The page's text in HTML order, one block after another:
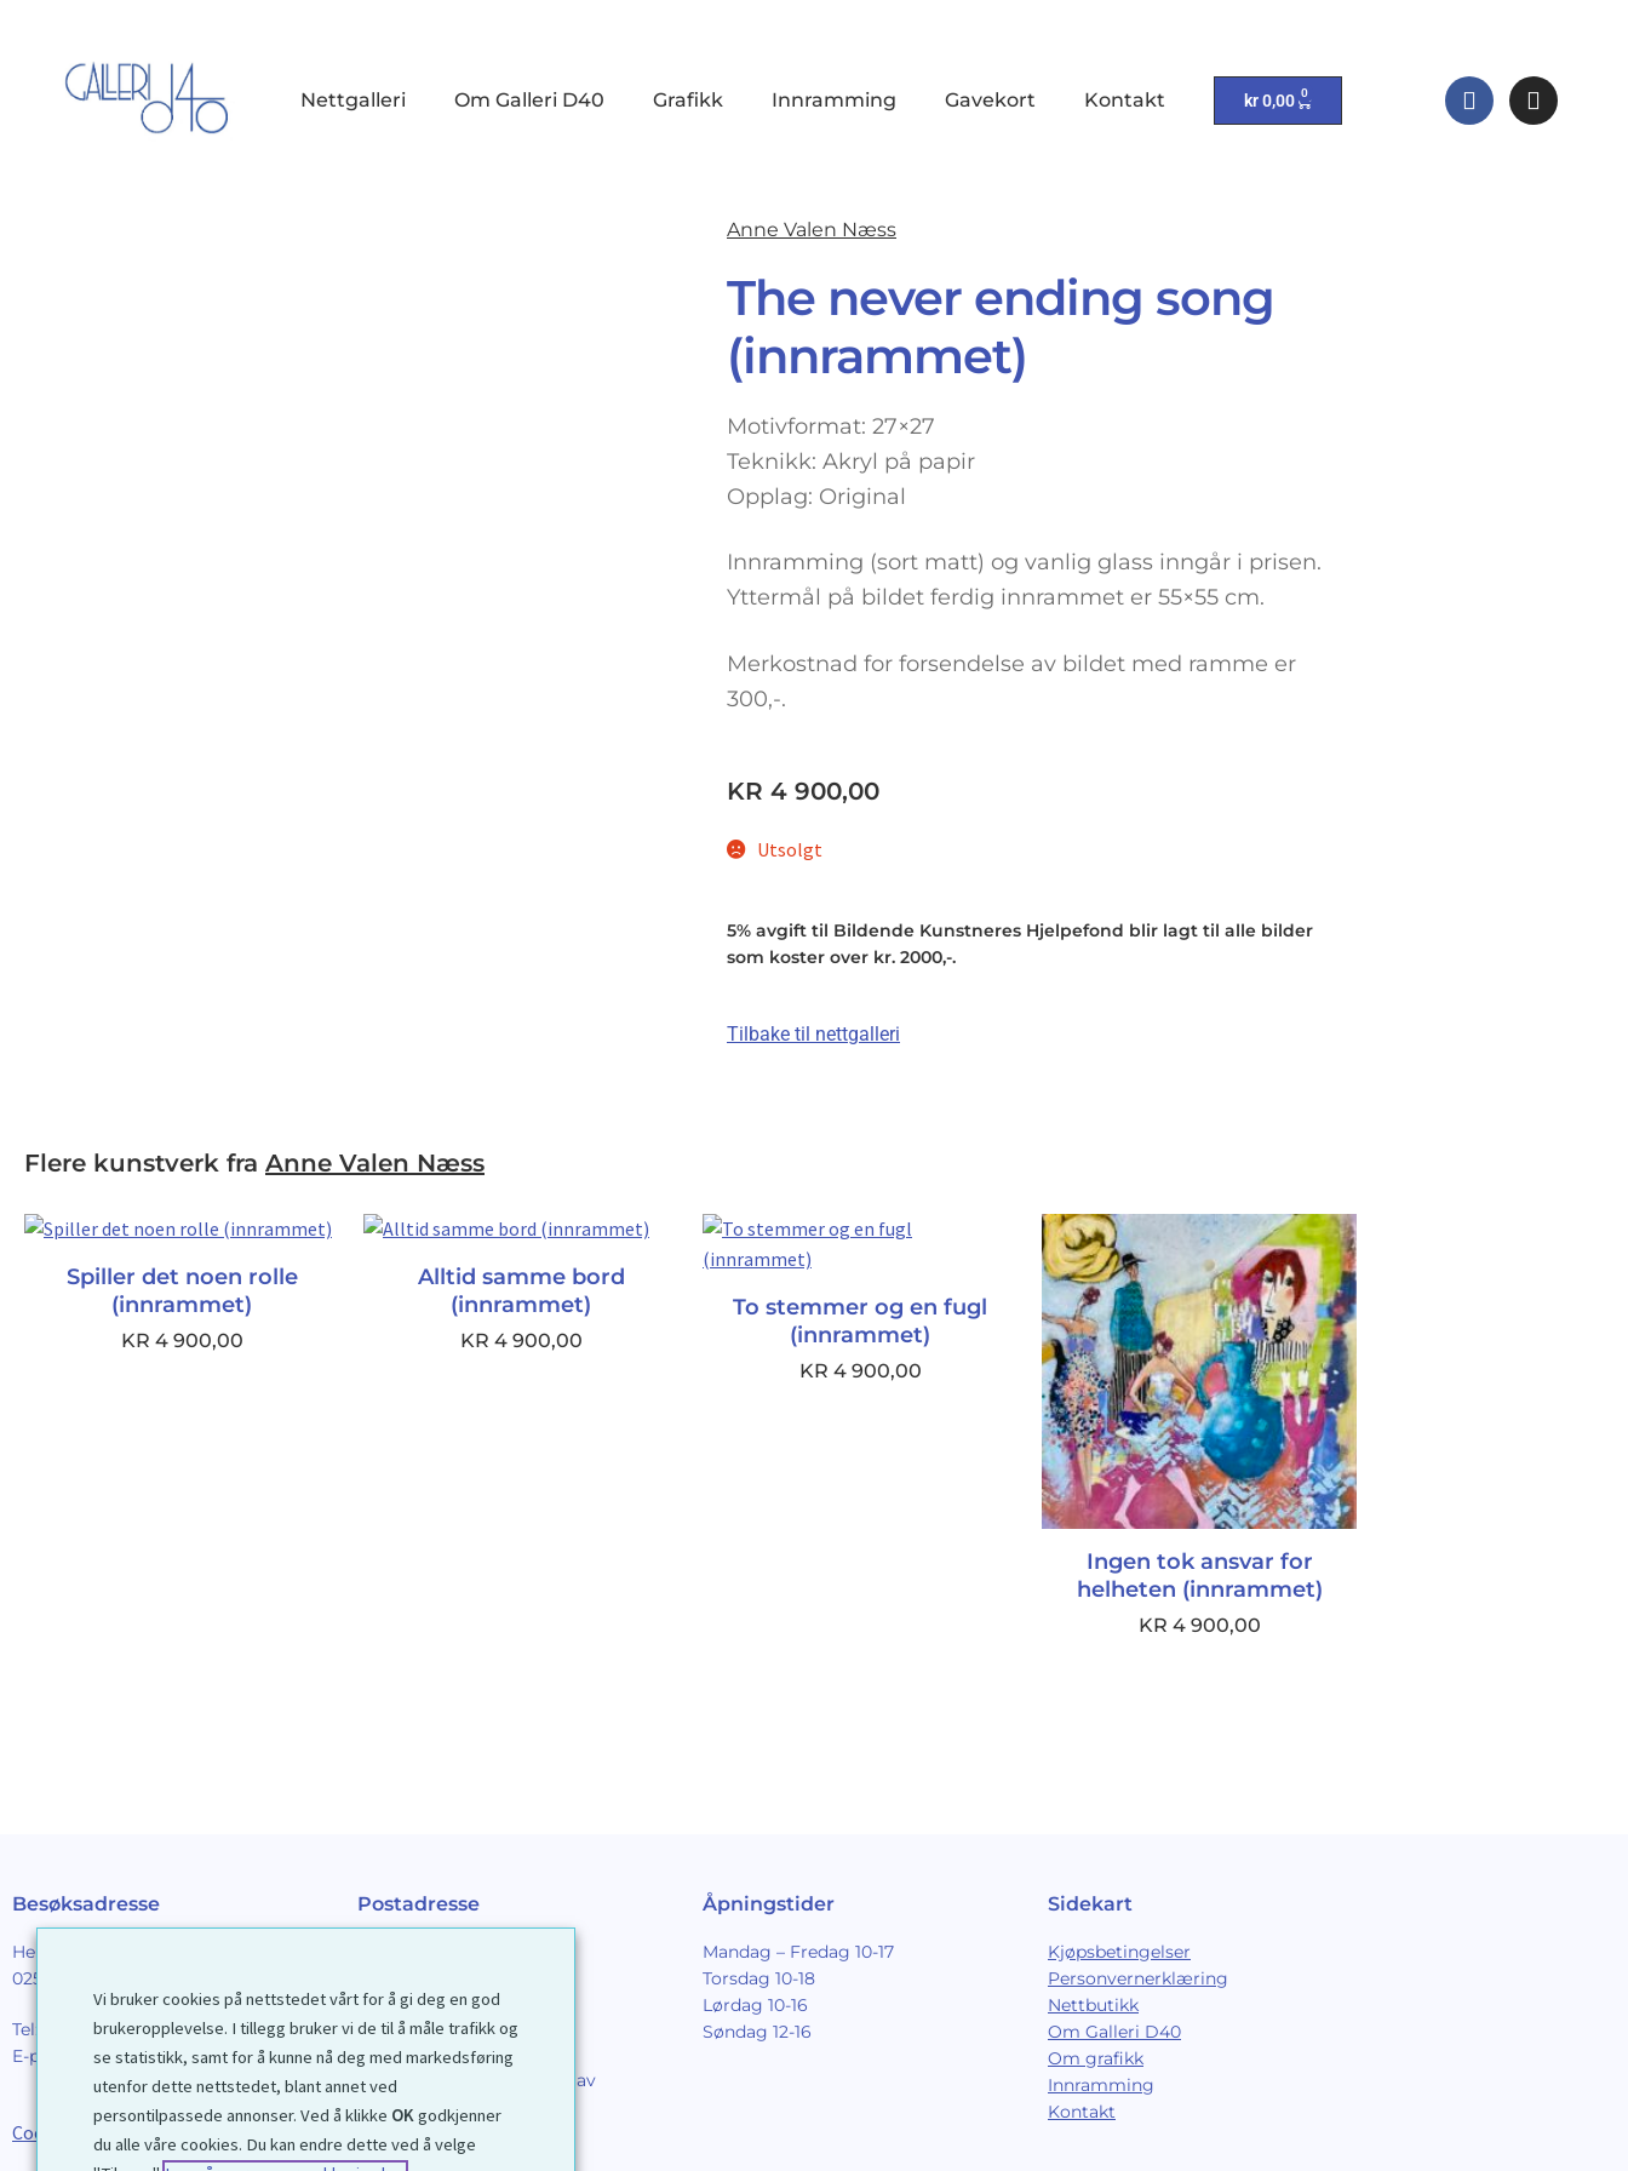
Nettgalleri Om Galleri D40 Grafikk Innramming Gavekort Kontakt kr0,00 0
Anne Valen Næss
The never ending song
(innrammet)
Motivformat: 27×27
Teknikk: Akryl på papir
Opplag: Original
Innramming (sort matt) og vanlig glass inngår i prisen.
Yttermål på bildet ferdig innrammet er 55×55 cm.
Merkostnad for forsendelse av bildet med ramme er
300,-.
KR 4 900,00
Utsolgt
5% avgift til Bildende Kunstneres Hjelpefond blir lagt til alle bilder
som koster over kr. 2000,-.
Tilbake til nettgalleri
Flere kunstverk fra Anne Valen Næss
Spiller det noen rolle
(innrammet)
KR 4 900,00
Alltid samme bord
(innrammet)
KR 4 900,00
To stemmer og en fugl
(innrammet)
KR 4 900,00
Ingen tok ansvar for
helheten (innrammet)
KR 4 900,00
Besøksadresse
Henrik Ibsens gt. 90
0255 Oslo
Tel:
22 44 85 86
E-post:
galleri@d40.no
Cookies
Postadresse
0201 Oslo
Mobilnummer til sporing av
forsendelser: 91924069
Åpningstider
Mandag – Fredag 10-17
Torsdag 10-18
Lørdag 10-16
Søndag 12-16
Sidekart
Kjøpsbetingelser
Personvernerklæring
Nettbutikk
Om Galleri D40
Om grafikk
Innramming
Kontakt
Vi bruker cookies på nettstedet vårt for å gi deg en god
brukeropplevelse. I tillegg bruker vi de til å måle trafikk og
se statistikk, samt for å kunne nå deg med markedsføring
utenfor dette nettstedet, blant annet ved
persontilpassede annonser. Ved å klikke OKgodkjenner
du alle våre cookies. Du kan endre dette ved å velge